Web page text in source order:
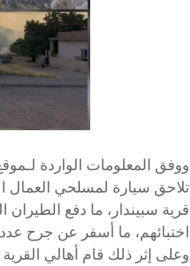
ووفق المعلومات الواردة
تلاحق سيارة لمسلحي العمال
قرية سبيندار، ما دفع
اختبائهم، ما أسفر عن جرح